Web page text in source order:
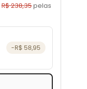
R$ 238,35pelas
-R$ 58,95